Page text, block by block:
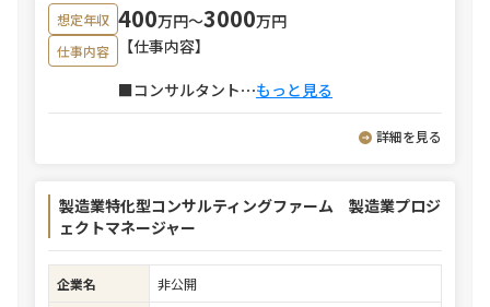
想定年収 400万円〜3000万円
仕事内容
【仕事内容】
■コンサルタント⋯もっと見る
詳細を見る
製造業特化型コンサルティングファーム 製造業プロジ
ェクトマネージャー
企業名
非公開